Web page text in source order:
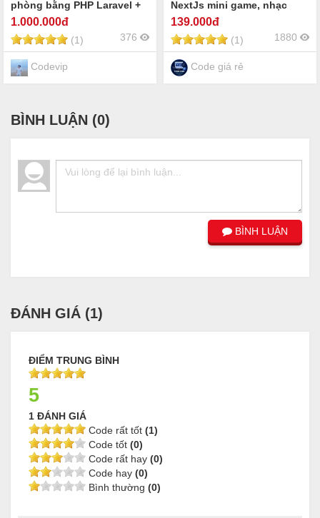
phòng bằng PHP Laravel +
Mysql.
1.000.000đ
(1) 376
Codevip
NextJs mini game, nhạc
nền, tính toán tình yêu thư
tình kỷ niệm Tỏ tình với
crush tỏ tình người yêu
139.000đ
(1) 1880
Code giá rẻ
BÌNH LUẬN (0)
BÌNH LUẬN
ĐÁNH GIÁ (1)
ĐIỂM TRUNG BÌNH
5
1 ĐÁNH GIÁ
Code rất tốt (1)
Code tốt (0)
Code rất hay (0)
Code hay (0)
Bình thường (0)